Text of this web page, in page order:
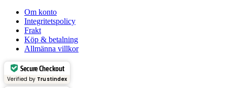
Om konto
Integritetspolicy
Frakt
Köp & betalning
Allmänna villkor
Secure Checkout
Verified by Trustindex